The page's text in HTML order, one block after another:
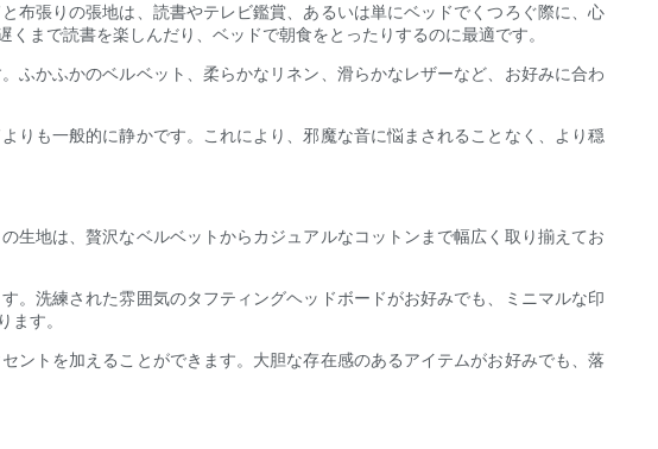
布張りの張地は、読書やテレビ鑑賞、あるいは単にベッドでくつろぐ際に、心
まで読書を楽しんだり、ベッドで朝食をとったりするのに最適です。
ふかふかのベルベット、柔らかなリネン、滑らかなレザーなど、お好みに合わ
りも一般的に静かです。これにより、邪魔な音に悩まされることなく、より穏
生地は、贅沢なベルベットからカジュアルなコットンまで幅広く取り揃えてお
。洗練された雰囲気のタフティングヘッドボードがお好みでも、ミニマルな印
す。
ントを加えることができます。大胆な存在感のあるアイテムがお好みでも、落